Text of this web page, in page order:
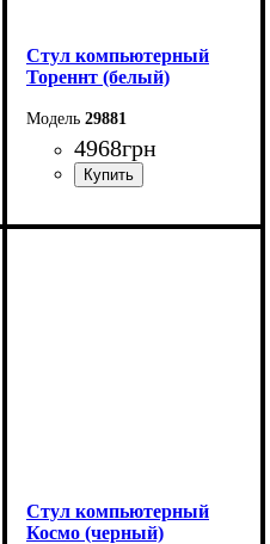
Стул компьютерный
Тореннт (белый)
29881
4968грн
Стул компьютерный
Космо (черный)